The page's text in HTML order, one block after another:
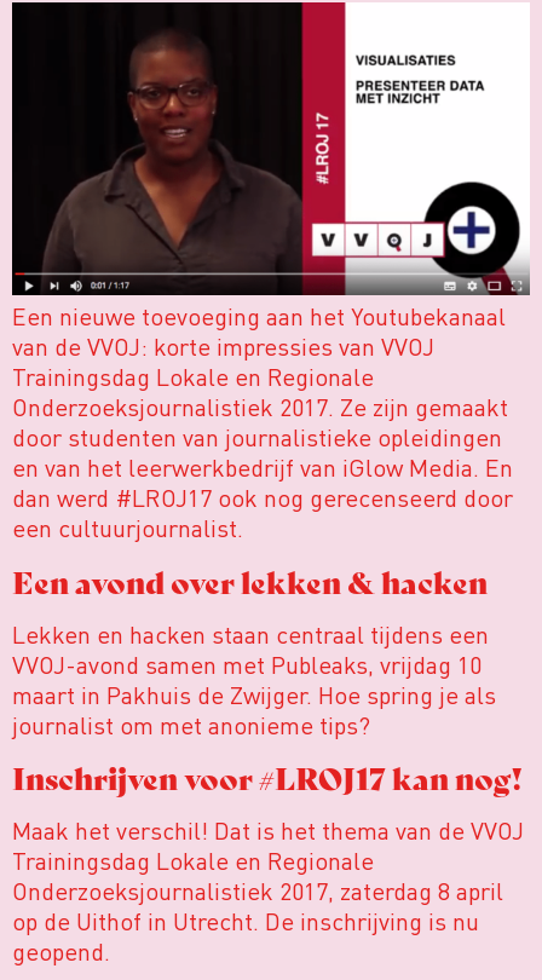
Een nieuwe toevoeging aan het Youtubekanaal
van de VVOJ: korte impressies van VVOJ
Trainingsdag Lokale en Regionale
Onderzoeksjournalistiek 2017. Ze zijn gemaakt
door studenten van journalistieke opleidingen
en van het leerwerkbedrijf van iGlow Media. En
dan werd #LROJ17 ook nog gerecenseerd door
een cultuurjournalist.
Een avond over lekken & hacken
Lekken en hacken staan centraal tijdens een
VVOJ-avond samen met Publeaks, vrijdag 10
maart in Pakhuis de Zwijger. Hoe spring je als
journalist om met anonieme tips?
Inschrijven voor #LROJ17 kan nog!
Maak het verschil! Dat is het thema van de VVOJ
Trainingsdag Lokale en Regionale
Onderzoeksjournalistiek 2017, zaterdag 8 april
op de Uithof in Utrecht. De inschrijving is nu
geopend.